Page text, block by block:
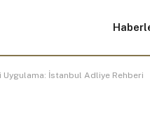
Uygulama: İstanbul Adliye Rehberi